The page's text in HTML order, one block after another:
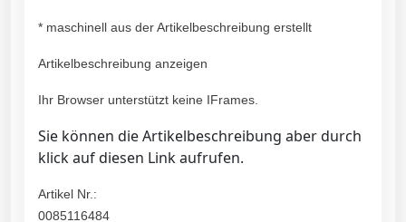
* maschinell aus der Artikelbeschreibung erstellt
Artikelbeschreibung anzeigen
Ihr Browser unterstützt keine IFrames.
Sie können die Artikelbeschreibung aber durch
klick auf diesen Link aufrufen.
Artikel Nr.:
0085116484